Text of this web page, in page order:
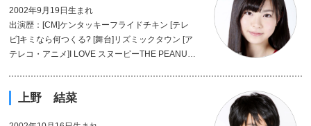
2002年9月19日生まれ
出演歴：[CM]ケンタッキーフライドチキン [テレ
ビ]キミなら何つくる? [舞台]リズミックタウン [ア
テレコ・アニメ]I LOVE スヌーピーTHE PEANUTS
上野 結菜